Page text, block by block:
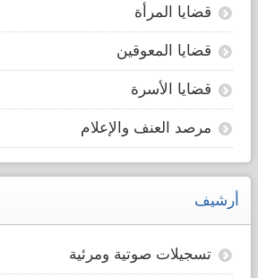
هي [...]
Read more...
قضايا المرأة
قضايا المعوقين
قضايا الأسرة
مرصد العنف والإعلام
أرشيف
تسجيلات صوتية ومرئية